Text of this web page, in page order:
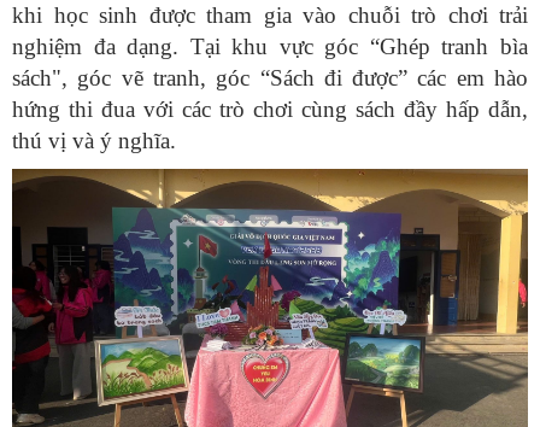
khi học sinh được tham gia vào chuỗi trò chơi trải
nghiệm đa dạng. Tại khu vực góc “Ghép tranh bìa
sách", góc vẽ tranh, góc “Sách đi được” các em hào
hứng thi đua với các trò chơi cùng sách đầy hấp dẫn,
thú vị và ý nghĩa.